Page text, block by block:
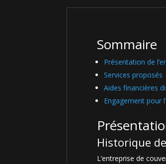
Sommaire
Présentation de
Services proposés
Aides financières
Engagement pour
Historique
L’entreprise de